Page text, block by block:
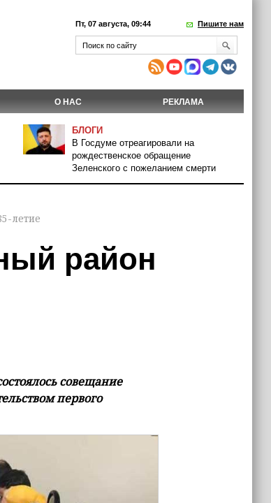
Пт, 07 августа, 09:44 Пишите нам
О НАС РЕКЛАМА
БЛОГИ
В Госдуме отреагировали на
рождественское обращение
Зеленского с пожеланием смерти
летие
район
совещание
первого